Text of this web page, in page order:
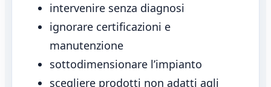
intervenire senza diagnosi
ignorare certificazioni e
manutenzione
sottodimensionare l’impianto
scegliere prodotti non adatti agli